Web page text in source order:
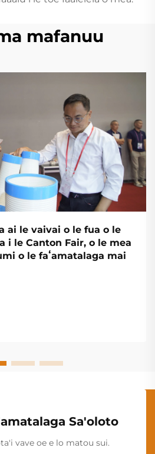
mafanuu
ai le vaivai o le fua o le
i le Canton Fair, o le mea
o le faʻamatalaga mai
Sa'oloto
vave oe e lo matou sui.